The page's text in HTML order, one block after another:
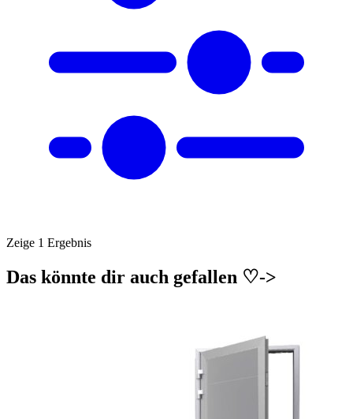
Zeige 1 Ergebnis
Das könnte dir auch gefallen ♡->